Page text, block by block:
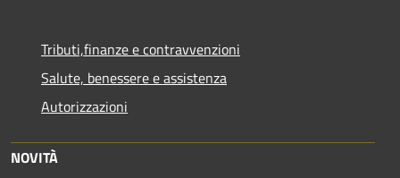
Tributi,finanze e contravvenzioni
Salute, benessere e assistenza
Autorizzazioni
NOVITÀ